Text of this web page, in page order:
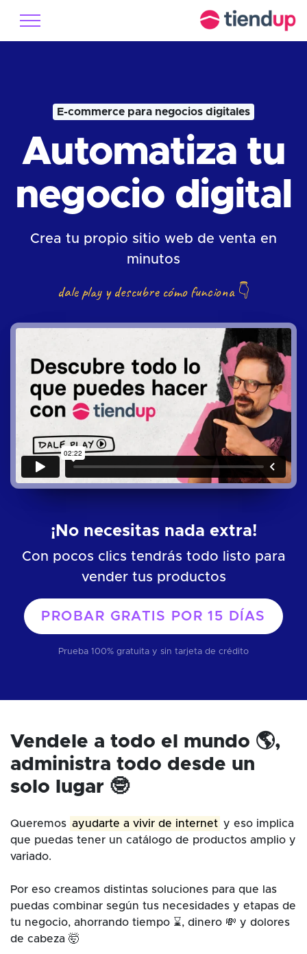
E-commerce para negocios digitales
Automatiza tu
negocio digital
Crea tu propio sitio web de venta en
minutos
dale play y descubre cómo funciona 👇
¡No necesitas nada extra!
Con pocos clics tendrás todo listo para
vender tus productos
PROBAR GRATIS POR15 DÍAS
Prueba 100% gratuita y sin tarjeta de crédito
Vendele a todo el mundo 🌎,
administra todo desde un
solo lugar 🤓
Queremos ayudarte a vivir de internet y eso implica
que puedas tener un catálogo de productos amplio y
variado.
Por eso creamos distintas soluciones para que las
puedas combinar según tus necesidades y etapas de
tu negocio, ahorrando tiempo ⌛, dinero 💸 y dolores
de cabeza 🤯